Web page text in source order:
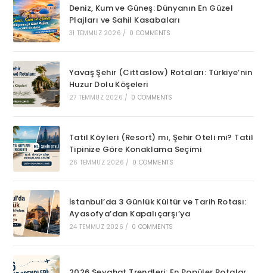
Deniz, Kum ve Güneş: Dünyanın En Güzel
Plajları ve Sahil Kasabaları
31 TEMMUZ 2026 / 0 COMMENTS
Yavaş Şehir (Cittaslow) Rotaları: Türkiye’nin
Huzur Dolu Köşeleri
27 TEMMUZ 2026 / 0 COMMENTS
Tatil Köyleri (Resort) mı, Şehir Oteli mi? Tatil
Tipinize Göre Konaklama Seçimi
26 TEMMUZ 2026 / 0 COMMENTS
İstanbul’da 3 Günlük Kültür ve Tarih Rotası:
Ayasofya’dan Kapalıçarşı’ya
24 TEMMUZ 2026 / 0 COMMENTS